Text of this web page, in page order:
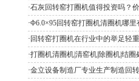
·石灰回转窑打圈机值得投资吗？
·Φ6.0×95回转窑打圈机清圈机哪里
· 回转窑打圈机在行业中的举足轻
·打圈机清圈机|清窑机|除圈机|结
·金立设备制造厂专业生产制造回